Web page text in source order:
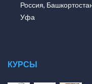
Россия,
Уфа
КУРСЫ